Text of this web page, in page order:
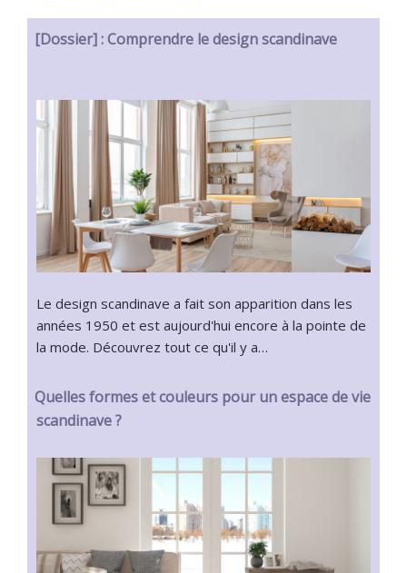
[Dossier] : Comprendre le design scandinave
Le design scandinave a fait son apparition dans les
années 1950 et est aujourd'hui encore à la pointe de
la mode. Découvrez tout ce qu'il y a…
Quelles formes et couleurs pour un espace de vie
scandinave ?